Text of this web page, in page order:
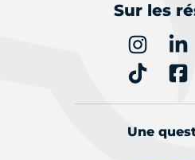
Sur les
Une